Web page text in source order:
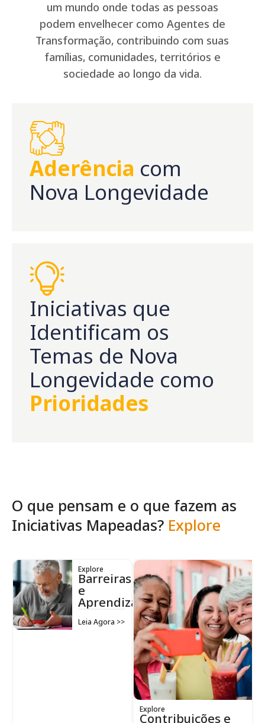
um mundo onde todas as pessoas
podem envelhecer como Agentes de
Transformação, contribuindo com suas
famílias, comunidades, territórios e
sociedade ao longo da vida.
Aderência com
Nova Longevidade
Iniciativas que
Identificam os
Temas de Nova
Longevidade como
Prioridades
O que pensam e o que fazem as
Iniciativas Mapeadas? Explore
Explore
Barreiras
e
Aprendizados
Leia Agora >>
Explore
Contribuições e